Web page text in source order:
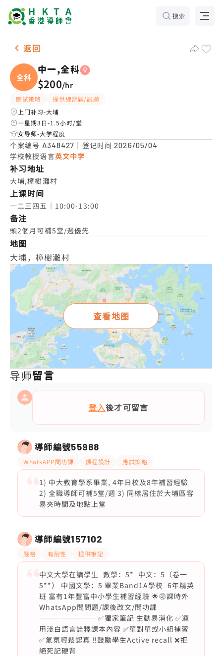
搜索
女-1名 中一,全科，大埔 补习推介
返回
全科
中一,全科
$200/hr
應試策略
提供練習題/試題
上门补习-大埔
一星期3日-1.5小时/堂
女导师-大学程度
个案编号 A348427 ｜登记时间2026/05/04
学校教授语言英文中学
补习地址
大埔,樟樹灘村
上课时间
一二三四五｜10:00-13:00
备注
頭2個月可補5堂/週優先
地图
大埔，樟樹灘村
查看地图
导师留言
登入後才可留言
導師編號55988
WhatsAPP問功課 課程設計 應試策略
1) 中大教育學系畢業, 4年日校及8年補習經驗
2) 全職導師可補5堂/週 3) 同樣居住於大埔區容
易夾時間及地點上堂
導師編號157102
嚴格 有耐性 提供筆記
中文大學在讀學生 數學：5* 中文：5（卷一
5**） 中國文學：5 畢業Band1A學校 6年精英
班 富有1年豐富中小學生補習經驗 🌟🉑課時外
WhatsApp問問題/課後改文/問功課
———————— ✅獨家筆記 生動易消化 ✅運
用淺白語言詮釋課本內容 ✅單對單或小組補習
✅氣氛輕鬆認真 ‼️鼓勵學生Active recall ❌拒
絕死記硬背